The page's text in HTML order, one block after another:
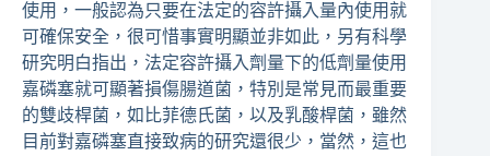
使用，一般認為只要在法定的容許攝入量內使用就
可確保安全，很可惜事實明顯並非如此，另有科學
研究明白指出，法定容許攝入劑量下的低劑量使用
嘉磷塞就可顯著損傷腸道菌，特別是常見而最重要
的雙歧桿菌，如比菲德氏菌，以及乳酸桿菌，雖然
目前對嘉磷塞直接致病的研究還很少，當然，這也